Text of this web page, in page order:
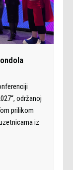
održanoj
prilikom
iz